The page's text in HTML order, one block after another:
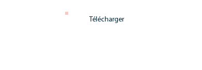
Télécharger